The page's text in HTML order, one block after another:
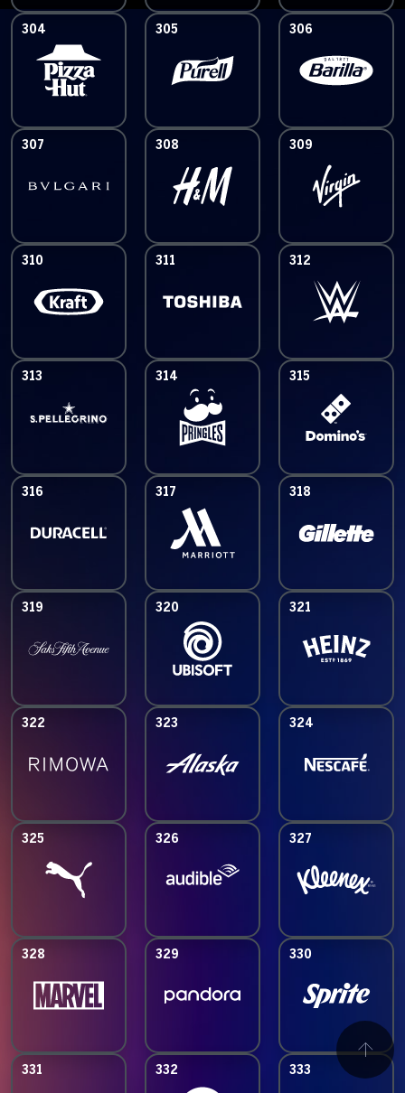
304 305 306
307 308 309
310 311 312
313 314 315
316 317 318
319 320 321
322 323 324
325 326 327
328 329 330
331 332 333